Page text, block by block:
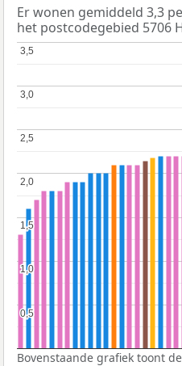
Er wonen gemiddeld 3,3
het postcodegebied 5706
0,5
0,5
1,0
1,0
1,5
1,5
2,0
2,0
2,5
2,5
3,0
3,0
3,5
3,5
Bovenstaande grafiek toont